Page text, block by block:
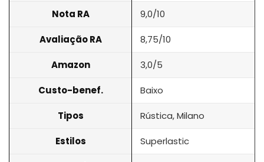
Nota RA 9,0/10
Avaliação RA 8,75/10
Amazon 3,0/5
Custo-benef. Baixo
Tipos Rústica, Milano
Estilos Superlastic